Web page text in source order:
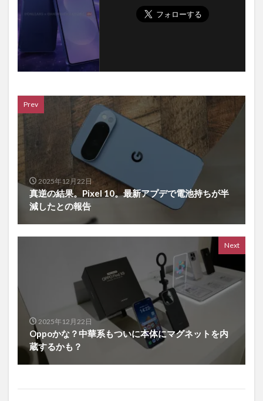
Prev
2025年12月22日
真逆の結果。Pixel 10。最新アプデで電池持ちが半
減したとの報告
Next
2025年12月22日
Oppoかな？中華系もついに本体にマグネットを内
蔵するかも？